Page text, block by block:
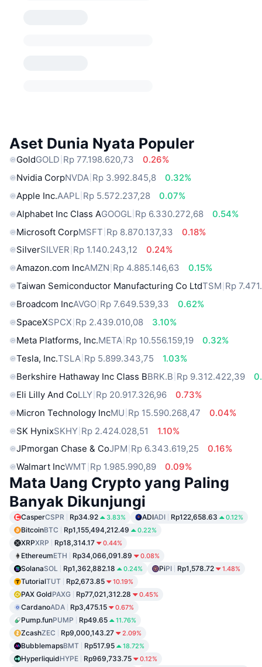
Aset Dunia Nyata Populer
GoldGOLD Rp 77.198.620,73
0.26%
Nvidia CorpNVDA Rp 3.992.845,8
0.32%
Apple Inc.AAPL Rp 5.572.237,28
0.07%
Alphabet Inc Class AGOOGL Rp 6.330.272,68
0.54%
Microsoft CorpMSFT Rp 8.870.137,33
0.18%
SilverSILVER Rp 1.140.243,12
0.24%
Amazon.com IncAMZN Rp 4.885.146,63
0.15%
Taiwan Semiconductor Manufacturing Co LtdTSM Rp
Broadcom IncAVGO Rp 7.649.539,33
0.62%
SpaceXSPCX Rp 2.439.010,08
3.10%
Meta Platforms, Inc.META Rp 10.556.159,19
0.32%
Tesla, Inc.TSLA Rp 5.899.343,75
1.03%
Berkshire Hathaway Inc Class BBRK.B Rp 9.312.422,39
Eli Lilly And CoLLY Rp 20.917.326,96
0.73%
Micron Technology IncMU Rp 15.590.268,47
0.04%
SK HynixSKHY Rp 2.424.028,51
1.10%
JPmorgan Chase & CoJPM Rp 6.343.619,25
0.16%
Walmart IncWMT Rp 1.985.990,89 0.09%
Mata Uang Crypto yang Paling
Banyak Dikunjungi
CasperCSPR Rp34.92 3.83% ADIADI Rp122,658.63 0.12%
BitcoinBTC Rp1,155,494,212.49 0.22%
XRPXRP Rp18,314.17 0.44%
EthereumETH Rp34,066,091.89 0.08%
SolanaSOL Rp1,362,882.18 0.24% PiPI Rp1,578.72 1.48%
TutorialTUT Rp2,673.85 10.19%
PAX GoldPAXG Rp77,021,312.28 0.45%
CardanoADA Rp3,475.15 0.67%
Pump.funPUMP Rp49.65 11.76%
ZcashZEC Rp9,000,143.27 2.09%
BubblemapsBMT Rp517.95 18.72%
HyperliquidHYPE Rp969,733.75 0.12%